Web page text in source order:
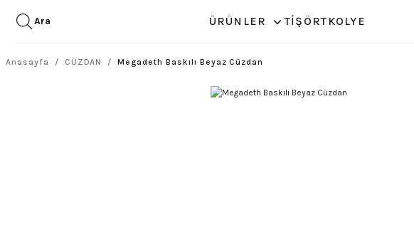
Ara ÜRÜNLER TİŞÖRT KOLYE
Anasayfa CÜZDAN Megadeth Baskılı Beyaz Cüzdan